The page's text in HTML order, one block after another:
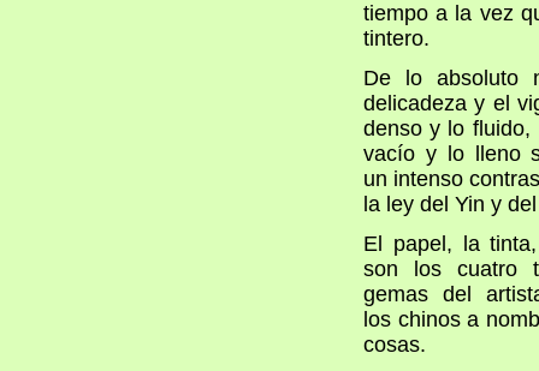
tiempo a la vez
tintero.
De lo absoluto
delicadeza y el
denso y lo
vacío y lo lleno
un intenso
la ley del Yin y
El papel, la
son los cuatro
gemas del
los chinos a
cosas.